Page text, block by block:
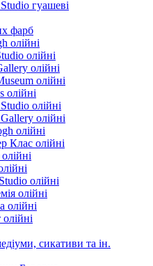
гуашеві
фарб
олійні
олійні
олійні
олійні
олійні
олійні
олійні
олійні
Клас олійні
олійні
олійні
олійні
сикативи та ін.